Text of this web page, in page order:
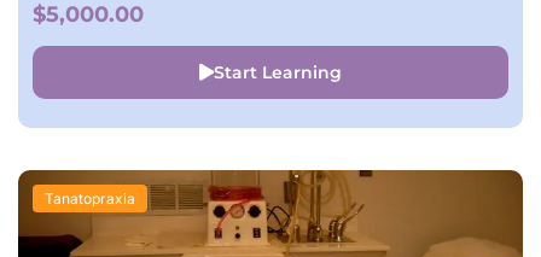
$5,000.00
Start Learning
Tanatopraxia